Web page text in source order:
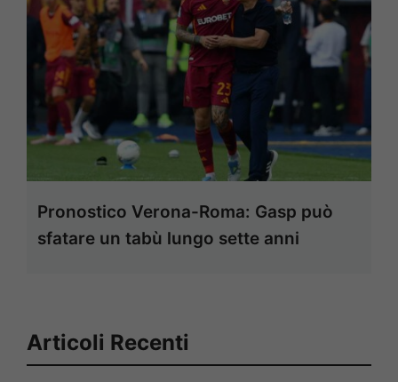
Pronostico Verona-Roma: Gasp può
sfatare un tabù lungo sette anni
Articoli Recenti